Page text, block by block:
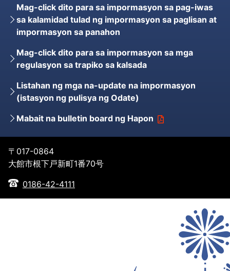
Mag-click dito para sa impormasyon sa pag-iwas
sa kalamidad tulad ng impormasyon sa paglisan at
impormasyon sa panahon
Mag-click dito para sa impormasyon sa mga
regulasyon sa trapiko sa kalsada
Listahan ng mga na-update na impormasyon
(istasyon ng pulisya ng Odate)
Mabait na bulletin board ng Hapon
〒017-0864
大館市根下戸新町1番70号
0186-42-4111